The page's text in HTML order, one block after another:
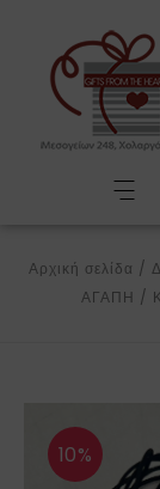
Αρχική σελίδα /
ΑΓΑΠΗ /
10%